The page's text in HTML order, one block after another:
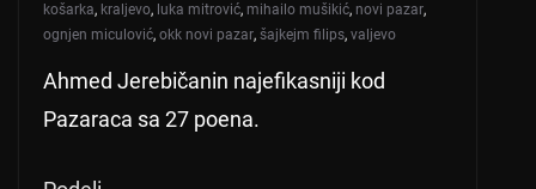
košarka, kraljevo, luka mitrović, mihailo mušikić, novi pazar,
ognjen miculović, okk novi pazar, šajkejm filips, valjevo
Ahmed Jerebičanin najefikasniji kod
Pazaraca sa 27 poena.